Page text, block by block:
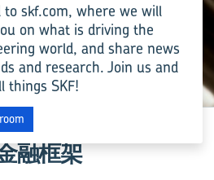
融框架
to skf.com, where we will
on what is driving the
world, and share news
and research. Join us and
things SKF!